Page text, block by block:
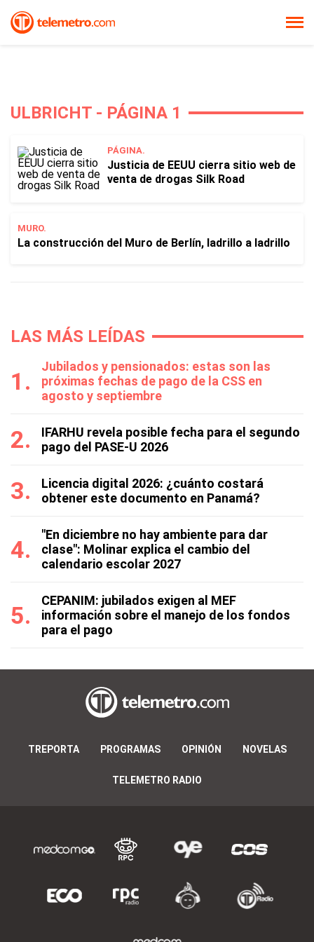
ULBRICHT - PÁGINA 1
PÁGINA.
Justicia de EEUU cierra sitio web de
venta de drogas Silk Road
MURO.
La construcción del Muro de Berlín, ladrillo a ladrillo
LAS MÁS LEÍDAS
Jubilados y pensionados: estas son las
próximas fechas de pago de la CSS en
agosto y septiembre
IFARHU revela posible fecha para el segundo
pago del PASE-U 2026
Licencia digital 2026: ¿cuánto costará
obtener este documento en Panamá?
"En diciembre no hay ambiente para dar
clase": Molinar explica el cambio del
calendario escolar 2027
CEPANIM: jubilados exigen al MEF
información sobre el manejo de los fondos
para el pago
TREPORTA PROGRAMAS OPINIÓN NOVELAS
TELEMETRO RADIO